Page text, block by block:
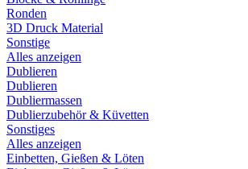
Ronden
3D Druck Material
Sonstige
Alles anzeigen
Dublieren
Dublieren
Dubliermassen
Dublierzubehör & Küvetten
Sonstiges
Alles anzeigen
Einbetten, Gießen & Löten